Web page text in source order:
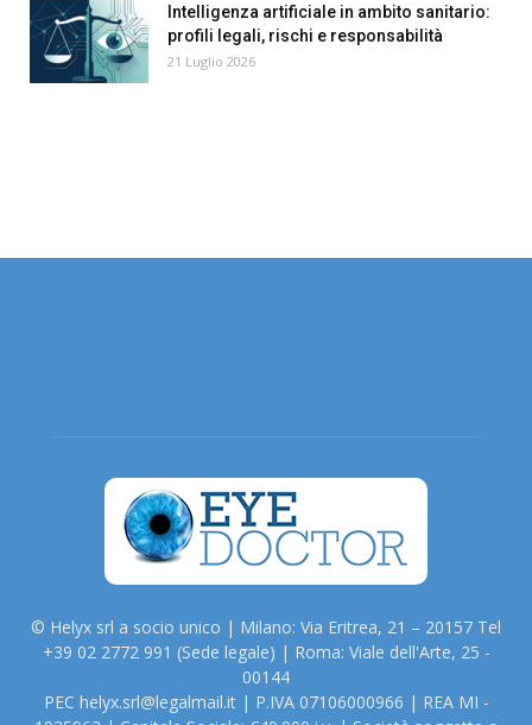
Intelligenza artificiale in ambito sanitario:
profili legali, rischi e responsabilità
21 Luglio 2026
© Helyx srl a socio unico | Milano: Via Eritrea, 21 – 20157 Tel
+39 02 2772 991 (Sede legale) | Roma: Viale dell'Arte, 25 -
00144
PEC helyx.srl@legalmail.it | P.IVA 07106000966 | REA MI -